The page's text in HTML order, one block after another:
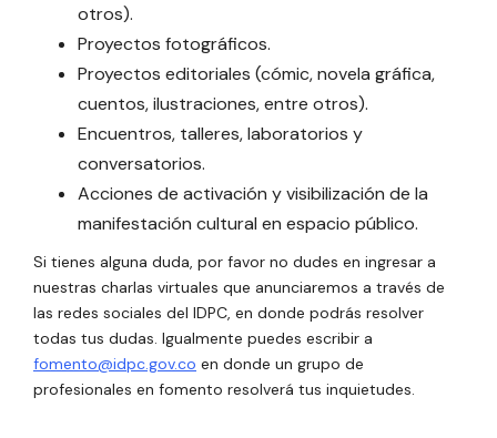
otros).
Proyectos fotográficos.
Proyectos editoriales (cómic, novela gráfica,
cuentos, ilustraciones, entre otros).
Encuentros, talleres, laboratorios y
conversatorios.
Acciones de activación y visibilización de la
manifestación cultural en espacio público.
Si tienes alguna duda, por favor no dudes en ingresar a
nuestras charlas virtuales que anunciaremos a través de
las redes sociales del IDPC, en donde podrás resolver
todas tus dudas. Igualmente puedes escribir a
fomento@idpc.gov.co en donde un grupo de
profesionales en fomento resolverá tus inquietudes.